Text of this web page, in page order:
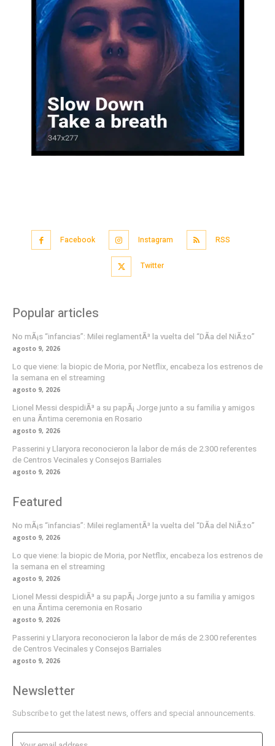
Facebook Instagram RSS
Twitter
Popular articles
No mÃ¡s “infancias”: Milei reglamentÃ³ la vuelta del “DÃ­a del NiÃ±o”
agosto 9, 2026
Lo que viene: la biopic de Moria, por Netflix, encabeza los estrenos de
la semana en el streaming
agosto 9, 2026
Lionel Messi despidiÃ³ a su papÃ¡ Jorge junto a su familia y amigos
en una Ã­ntima ceremonia en Rosario
agosto 9, 2026
Passerini y Llaryora reconocieron la labor de más de 2.300 referentes
de Centros Vecinales y Consejos Barriales
agosto 9, 2026
Featured
No mÃ¡s “infancias”: Milei reglamentÃ³ la vuelta del “DÃ­a del NiÃ±o”
agosto 9, 2026
Lo que viene: la biopic de Moria, por Netflix, encabeza los estrenos de
la semana en el streaming
agosto 9, 2026
Lionel Messi despidiÃ³ a su papÃ¡ Jorge junto a su familia y amigos
en una Ã­ntima ceremonia en Rosario
agosto 9, 2026
Passerini y Llaryora reconocieron la labor de más de 2.300 referentes
de Centros Vecinales y Consejos Barriales
agosto 9, 2026
Newsletter
Subscribe to get the latest news, offers and special announcements.